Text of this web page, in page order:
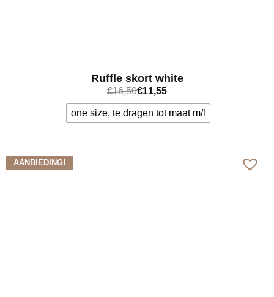
Ruffle skort white
€16,50€11,55
one size, te dragen tot maat m/l
AANBIEDING!